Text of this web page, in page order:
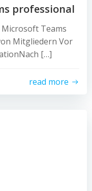
professional
Teams
Mitgliedern Vor
[…]
read more